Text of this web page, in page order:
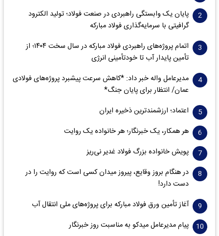
پایان یک وابستگی راهبردی در صنعت فولاد؛ تولید الکترود
گرافیتی با سرمایه‌گذاری فولاد مبارکه
اتمام پروژه‌های راهبردی فولاد مبارکه در سال سخت ۱۴۰۴؛ از
تأمین پایدار آب تا خودتأمینی انرژی
مدیرعامل واله خبر داد: *کاهش سرعت پیشبرد پروژه‌های فولادی
عمان/ انتظار برای پایان جنگ*
اعتماد؛ ارزشمندترین ذخیره ایران
هر همکار، یک خبرنگار؛ هر خانواده یک روایت
پویش خانواده بزرگ فولاد غدیر نی‌ریز
در هنگام بروز وقایع، پیروز میدان کسی است که روایت را در
دست دارد!
آغاز تأمین ورق فولاد مبارکه برای پروژه‌های ملی انتقال آب
پیام مدیرعامل میدکو به مناسبت روز خبرنگار